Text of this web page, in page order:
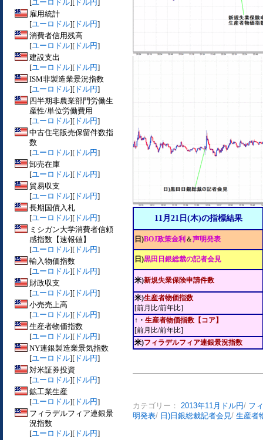
[ユーロドル][ ドル円]
雇用統計
[ユーロドル][ ドル円]
消費者信用残高
[ユーロドル][ ドル円]
建設支出
[ユーロドル][ ドル円]
ISM非製造業景況指数
[ユーロドル][ ドル円]
四半期非農業部門労働生
産性/単位労働費用
[ユーロドル][ ドル円]
中古住宅販売保留件数指
数
[ユーロドル][ ドル円]
卸売在庫
[ユーロドル][ ドル円]
貿易収支
[ユーロドル][ ドル円]
長期国債入札
[ユーロドル][ ドル円]
ミシガン大学消費者信頼
感指数【速報値】
[ユーロドル][ ドル円]
輸入物価指数
[ユーロドル][ ドル円]
財政収支
[ユーロドル][ ドル円]
小売売上高
[ユーロドル][ ドル円]
生産者物価指数
[ユーロドル][ ドル円]
NY連銀製造業景気指数
[ユーロドル][ ドル円]
対米証券投資
[ユーロドル][ ドル円]
鉱工業生産
[ユーロドル][ ドル円]
フィラデルフィア連銀景
況指数
[ユーロドル][ ドル円]
11月21日(木)の指標結果
日)BOJ政策金利 ＆声明発表
日)黒田日銀総裁の記者会見
米)新規失業保険申請件数
米)生産者物価指数
[前月比/前年比]
↑・ 生産者物価指数【コア】
[前月比/前年比]
米)フィラデルフィア連銀景況指数
カテゴリー： 2013年11月ドル円/ フ
明発表/ 日)日銀総裁記者会見/ 生産者